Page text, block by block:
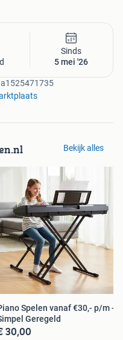
Sinds
5 mei '26
Bekijk alles
Spelen vanaf €30,- p/m -
Geregeld
30,00